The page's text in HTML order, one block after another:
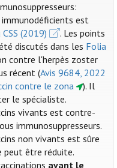
est
(2019)
. Les points
discutés dans les Folia
contre l'herpès zoster
récent (Avis 9684, 2022
contre le zona
). Il
le spécialiste.
vivants est contre-
immunosuppresseurs.
non vivants est sûre
peut être réduite.
avant le